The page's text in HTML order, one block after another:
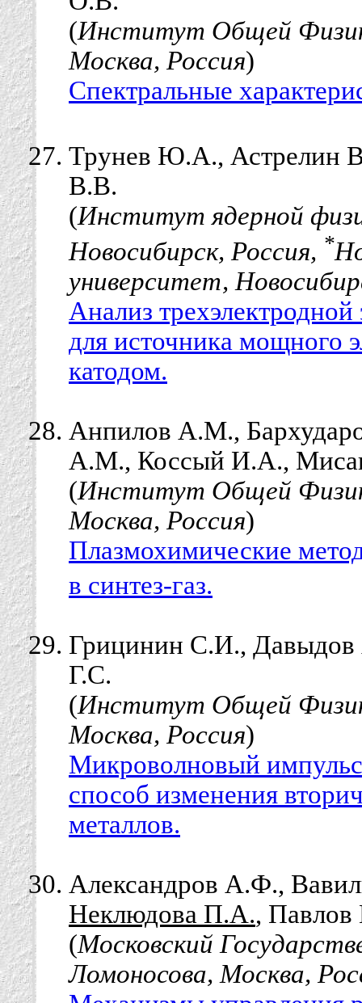
(Институт Общей
Москва, Россия)
Спектральные
Трунев Ю.А., Астрелин
В.В.
(Институт ядерной
Новосибирск, Россия, *
университет,
Анализ
для источника мощного
катодом.
Анпилов А.М.,
А.М., Коссый И.А.,
(Институт Общей
Москва, Россия)
Плазмохимические
в синтез-газ.
Грицинин С.И.,
Г.С.
(Институт Общей
Москва, Россия)
Микроволновый
способ изменения
металлов.
Александров А.Ф.,
Неклюдова П.А., Павлов
(Московский
Ломоносова, Москва,